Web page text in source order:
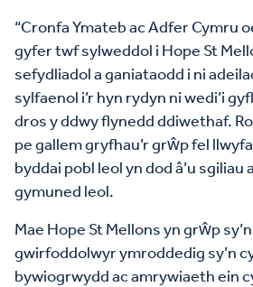
“Cronfa Ymateb ac Adfer Cymru
gyfer twf sylweddol i Hope St
sefydliadol a ganiataodd i ni
sylfaenol i’r hyn rydyn ni wedi’i
dros y ddwy flynedd ddiwethaf.
pe gallem gryfhau’r grŵp fel
byddai pobl leol yn dod â’u sgiliau
gymuned leol.
Mae Hope St Mellons yn grŵp
gwirfoddolwyr ymroddedig sy’n
bywiogrwydd ac amrywiaeth ein